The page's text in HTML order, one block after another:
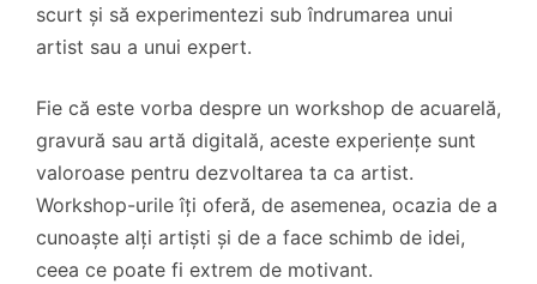
scurt și să experimentezi sub îndrumarea unui
artist sau a unui expert.
Fie că este vorba despre un workshop de acuarelă,
gravură sau artă digitală, aceste experiențe sunt
valoroase pentru dezvoltarea ta ca artist.
Workshop-urile îți oferă, de asemenea, ocazia de a
cunoaște alți artiști și de a face schimb de idei,
ceea ce poate fi extrem de motivant.